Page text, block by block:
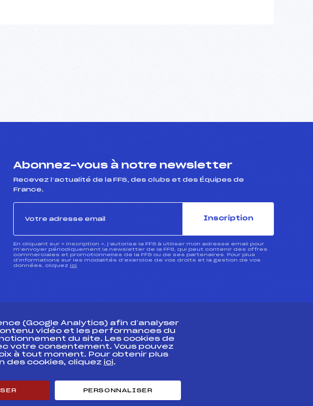
Abonnez-vous à notre newsletter
Recevez l’actualité de la FFS, des clubs et des Équipes de
France.
Inscription
En cliquant sur « inscription », j’autorise la FFS à utiliser mon adresse email pour
m’envoyer périodiquement la newsletter de la FFS, qui peut contenir des offres
commerciales et promotionnelles de la FFS ou de ses partenaires. Pour plus
d’informations sur les modalités d’exercice de vos droits et la gestion de vos
données, cliquez ici
Pôle vie de l’athlète
Enseignement professionnel
(Google Analytics) afin d’analyser
vidéo et les performances du
du site. Les cookies de
votre consentement. Vous pouvez
à tout moment. Pour obtenir plus
des cookies, cliquez ici.
PERSONNALISER